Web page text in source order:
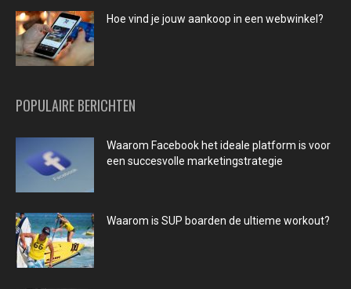
Hoe vind je jouw aankoop in een webwinkel?
POPULAIRE BERICHTEN
Waarom Facebook het ideale platform is voor
een succesvolle marketingstrategie
Waarom is SUP boarden de ultieme workout?